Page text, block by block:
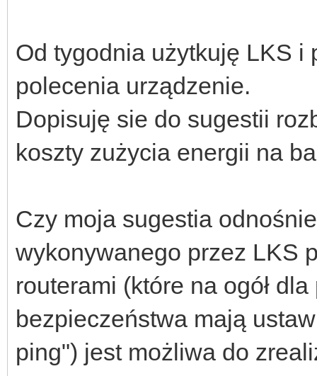
Od tygodnia użytkuję LKS i
polecenia urządzenie.
Dopisuję sie do sugestii
koszty zużycia energii na
Czy moja sugestia
wykonywanego przez LKS
routerami (które na ogół
bezpieczeństwa mają
ping") jest możliwa do